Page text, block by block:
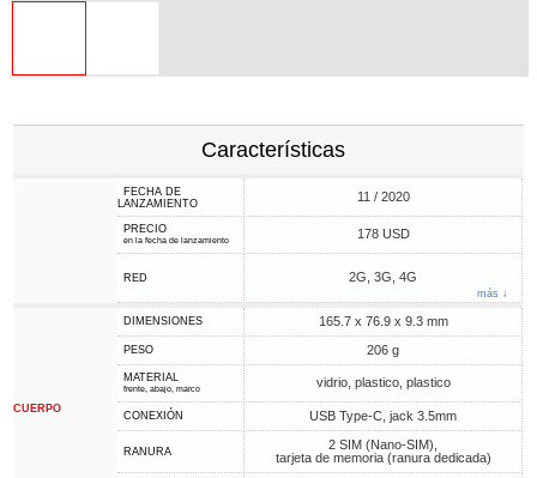
Características
FECHA DE
LANZAMIENTO
11 / 2020
PRECIO
en la fecha de lanzamiento 178 USD
RED 2G, 3G, 4G
más ↓
CUERPO
DIMENSIONES 165.7 x 76.9 x 9.3 mm
PESO 206 g
MATERIAL
frente, abajo, marco vidrio, plastico, plastico
CONEXIÓN USB Type-C, jack 3.5mm
RANURA
2 SIM (Nano-SIM),
tarjeta de memoria (ranura dedicada)